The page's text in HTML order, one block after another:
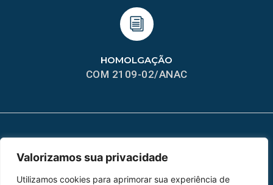
Valorizamos sua privacidade
Utilizamos cookies para aprimorar sua experiência de
HOMOLGAÇÃO
COM 2109-02/ANAC